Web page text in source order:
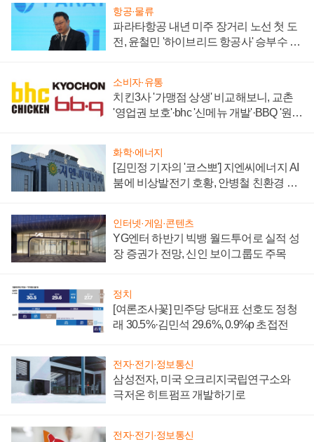
항공·물류
파라타항공 내년 미주 장거리 노선 첫 도
전, 윤철민 '하이브리드 항공사' 승부수 통
소비자·유통
치킨3사 '가맹점 상생' 비교해보니, 교촌
'영업권 보호'·bhc '신메뉴 개발'·BBQ '원가
화학·에너지
[김민정 기자의 '코스뽀'] 지엔씨에너지 AI
붐에 비상발전기 호황, 안병철 친환경 에
인터넷·게임·콘텐츠
YG엔터 하반기 빅뱅 월드투어로 실적 성
장 증권가 전망, 신인 보이그룹도 주목
정치
[여론조사꽃] 민주당 당대표 선호도 정청
래 30.5%·김민석 29.6%, 0.9%p 초접전
전자·전기·정보통신
삼성전자, 미국 오크리지국립연구소와
극저온 히트펌프 개발하기로
전자·전기·정보통신